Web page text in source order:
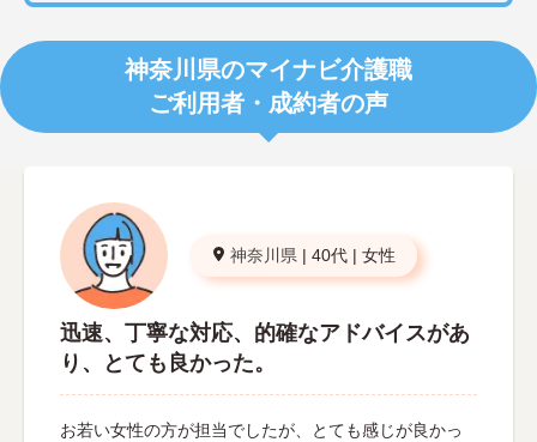
神奈川県のマイナビ介護職
ご利用者・成約者の声
神奈川県 | 40代 | 女性
迅速、丁寧な対応、的確なアドバイスがあ
り、とても良かった。
お若い女性の方が担当でしたが、とても感じが良かっ